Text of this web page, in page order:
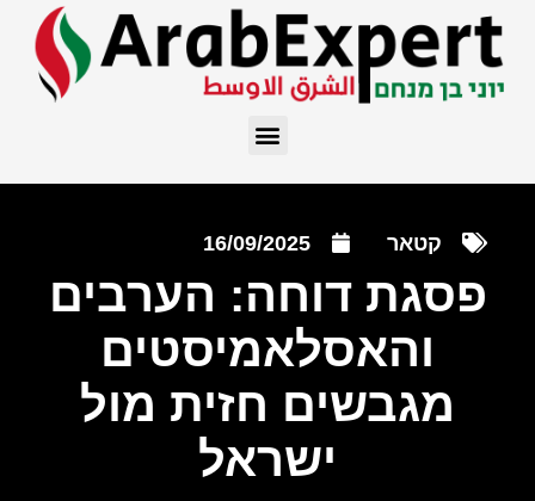
קטאר 16/09/2025
פסגת דוחה: הערבים
והאסלאמיסטים
מגבשים חזית מול
ישראל